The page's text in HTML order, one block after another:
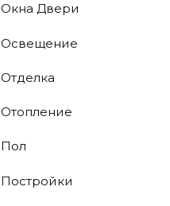
Окна Двери
Освещение
Отделка
Отопление
Пол
Постройки